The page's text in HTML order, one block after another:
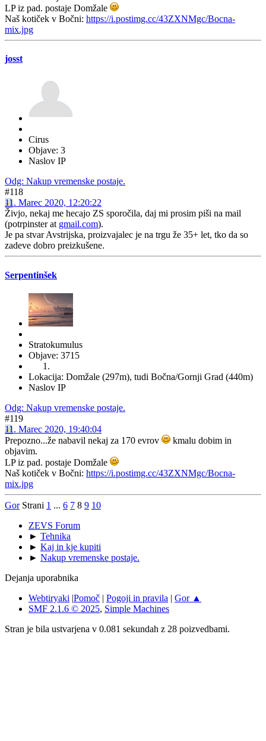
LP iz pad. postaje Domžale
Naš kotiček v Bočni: https://i.postimg.cc/43ZXNMgc/Bocna-
mix.jpg
josst
Cirus
Objave: 3
Naslov IP
Odg: Nakup vremenske postaje.
#118
11. Marec 2020, 12:20:22
Živjo, nekaj me hecajo ZS sporočila, daj mi prosim piši na mail
(potrpinster at gmail.com).
Je pa stvar Avstrijska, proizvajalec je na trgu že 35+ let, tko da so
zadeve dobro preizkušene.
Serpentinšek
Stratokumulus
Objave: 3715
Lokacija: Domžale (297m), tudi Bočna/Gornji Grad (440m)
Naslov IP
Odg: Nakup vremenske postaje.
#119
11. Marec 2020, 19:40:04
Prepozno...že nabavil nekaj za 170 evrov
kmalu dobim in
objavim.
LP iz pad. postaje Domžale
Naš kotiček v Bočni: https://i.postimg.cc/43ZXNMgc/Bocna-
mix.jpg
Gor Strani 1 ... 6 7 8 9 10
ZEVS Forum
► Tehnika
► Kaj in kje kupiti
► Nakup vremenske postaje.
Dejanja uporabnika
Webtiryaki |Pomoč | Pogoji in pravila | Gor ▲
SMF 2.1.6 © 2025, Simple Machines
Stran je bila ustvarjena v 0.081 sekundah z 28 poizvedbami.